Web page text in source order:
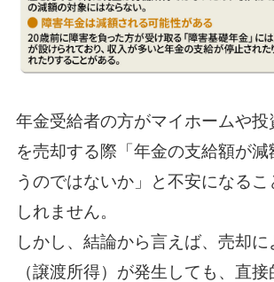
年金受給者の方がマイホームや投
を売却する際「年金の支給額が減
うのではないか」と不安になるこ
しれません。
しかし、結論から言えば、売却に
（譲渡所得）が発生しても、直